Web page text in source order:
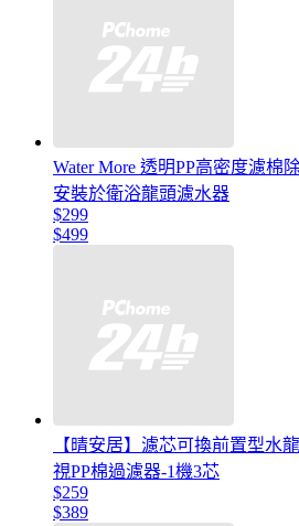
Water More 透明PP高密度濾棉
安裝於衛浴龍頭濾水器
$299
$499
【晴安居】濾芯可換前置型水
視PP棉過濾器-1機3芯
$259
$389